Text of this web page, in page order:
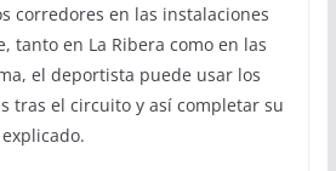
corredores en las instalaciones
tanto en La Ribera como en las
el deportista puede usar los
tras el circuito y así completar su